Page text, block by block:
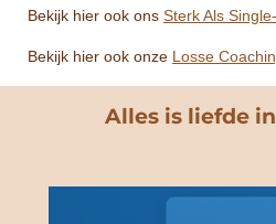
Bekijk hier ook ons Sterk Als
Bekijk hier ook onze Losse
Alles is liefde